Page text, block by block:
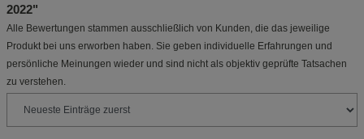
2022"
Alle Bewertungen stammen ausschließlich von Kunden, die das jeweilige
Produkt bei uns erworben haben. Sie geben individuelle Erfahrungen und
persönliche Meinungen wieder und sind nicht als objektiv geprüfte Tatsachen
zu verstehen.